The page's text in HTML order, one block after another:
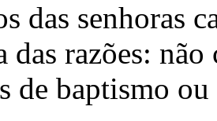
das senhoras
das razões:
de baptismo